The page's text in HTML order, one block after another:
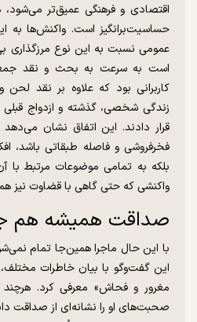
اقتصادی و فرهنگی عمیق‌تر می‌شود،
حساسیت‌برانگیز است. واکنش‌ها به
عمومی نسبت به این نوع
است به سرعت به بحث و نقد
کاربرانی بود که علاوه بر نقد
زندگی شخصی، گذشته‌ و ازدواج قبلی
قرار دادند. این اتفاق نشان
فخرفروشی و فاصله طبقاتی باشد،
بلکه به تمامی موضوعات مرتبط با
واکنشی که حتی گاهی با قضاوت نیز
صداقت همیشه هم
با این حال ماجرا همین‌جا تمام
این گفت‌وگو با بیان خاطرات
مغرور و فحاش» معرفی کرد.
صحبت‌های او را نشانه‌ای از صداقت